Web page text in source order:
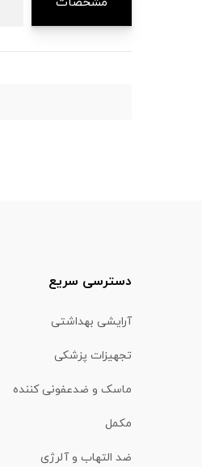
دسترسی سریع
آرایشی بهداشتی
تجهیزات پزشکی
ماسک و ضدعفونی کننده
مکمل
ضد التهاب و آلرژی